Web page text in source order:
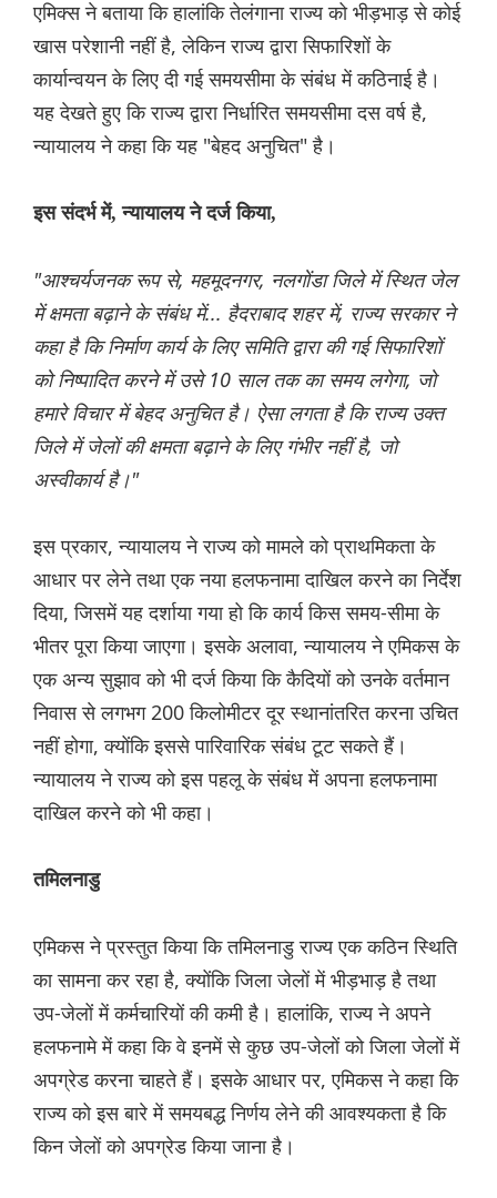
एमिक्स ने बताया कि हालांकि तेलंगाना राज्य को भीड़भाड़ से कोई
खास परेशानी नहीं है, लेकिन राज्य द्वारा सिफारिशों के
कार्यान्वयन के लिए दी गई समयसीमा के संबंध में कठिनाई है।
यह देखते हुए कि राज्य द्वारा निर्धारित समयसीमा दस वर्ष है,
न्यायालय ने कहा कि यह "बेहद अनुचित" है।
इस संदर्भ में, न्यायालय ने दर्ज किया,
"आश्चर्यजनक रूप से, महमूदनगर, नलगोंडा जिले में स्थित जेल
में क्षमता बढ़ाने के संबंध में... हैदराबाद शहर में, राज्य सरकार ने
कहा है कि निर्माण कार्य के लिए समिति द्वारा की गई सिफारिशों
को निष्पादित करने में उसे 10 साल तक का समय लगेगा, जो
हमारे विचार में बेहद अनुचित है। ऐसा लगता है कि राज्य उक्त
जिले में जेलों की क्षमता बढ़ाने के लिए गंभीर नहीं है, जो
अस्वीकार्य है।"
इस प्रकार, न्यायालय ने राज्य को मामले को प्राथमिकता के
आधार पर लेने तथा एक नया हलफनामा दाखिल करने का निर्देश
दिया, जिसमें यह दर्शाया गया हो कि कार्य किस समय-सीमा के
भीतर पूरा किया जाएगा। इसके अलावा, न्यायालय ने एमिकस के
एक अन्य सुझाव को भी दर्ज किया कि कैदियों को उनके वर्तमान
निवास से लगभग 200 किलोमीटर दूर स्थानांतरित करना उचित
नहीं होगा, क्योंकि इससे पारिवारिक संबंध टूट सकते हैं।
न्यायालय ने राज्य को इस पहलू के संबंध में अपना हलफनामा
दाखिल करने को भी कहा।
तमिलनाडु
एमिकस ने प्रस्तुत किया कि तमिलनाडु राज्य एक कठिन स्थिति
का सामना कर रहा है, क्योंकि जिला जेलों में भीड़भाड़ है तथा
उप-जेलों में कर्मचारियों की कमी है। हालांकि, राज्य ने अपने
हलफनामे में कहा कि वे इनमें से कुछ उप-जेलों को जिला जेलों में
अपग्रेड करना चाहते हैं। इसके आधार पर, एमिकस ने कहा कि
राज्य को इस बारे में समयबद्ध निर्णय लेने की आवश्यकता है कि
किन जेलों को अपग्रेड किया जाना है।